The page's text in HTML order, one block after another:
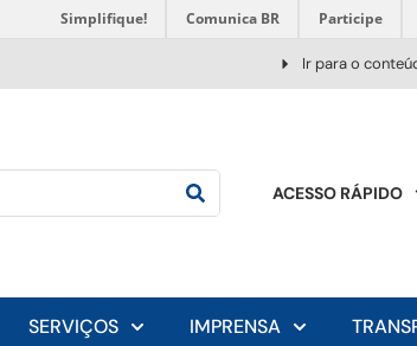
Simplifique! Comunica BR Participe
Ir para o
ACESSO RÁPIDO
SERVIÇOS IMPRENSA